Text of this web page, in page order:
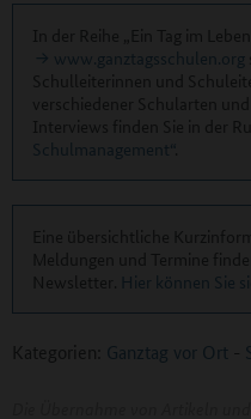
www.ganztagsschulen.org
Schulmanagement“
Hier können Sie
Kategorien: Ganztag vor Ort -